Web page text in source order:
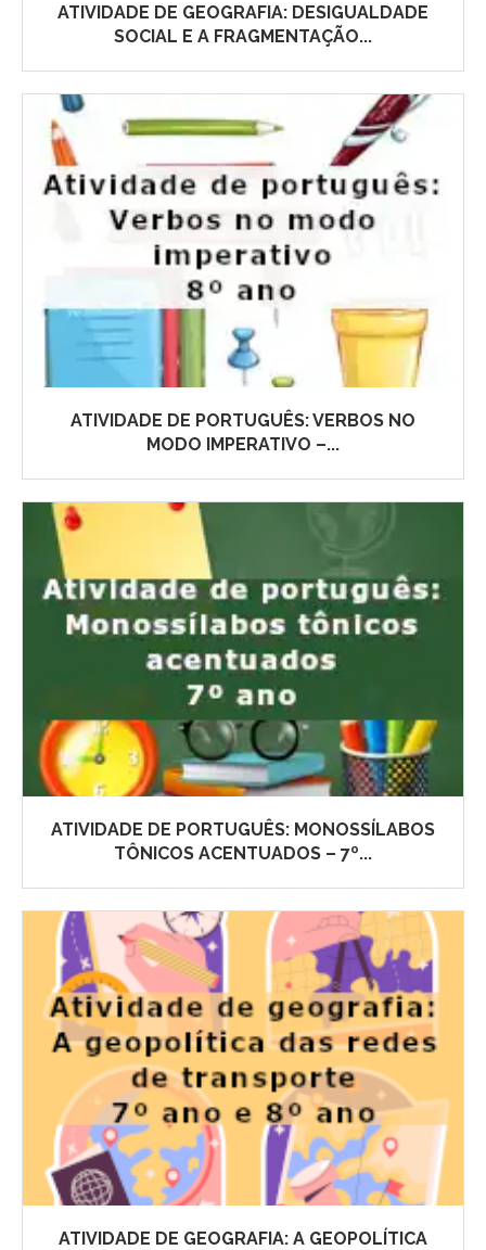
ATIVIDADE DE GEOGRAFIA: DESIGUALDADE
SOCIAL E A FRAGMENTAÇÃO...
ATIVIDADE DE PORTUGUÊS: VERBOS NO
MODO IMPERATIVO –...
ATIVIDADE DE PORTUGUÊS: MONOSSÍLABOS
TÔNICOS ACENTUADOS – 7º...
ATIVIDADE DE GEOGRAFIA: A GEOPOLÍTICA